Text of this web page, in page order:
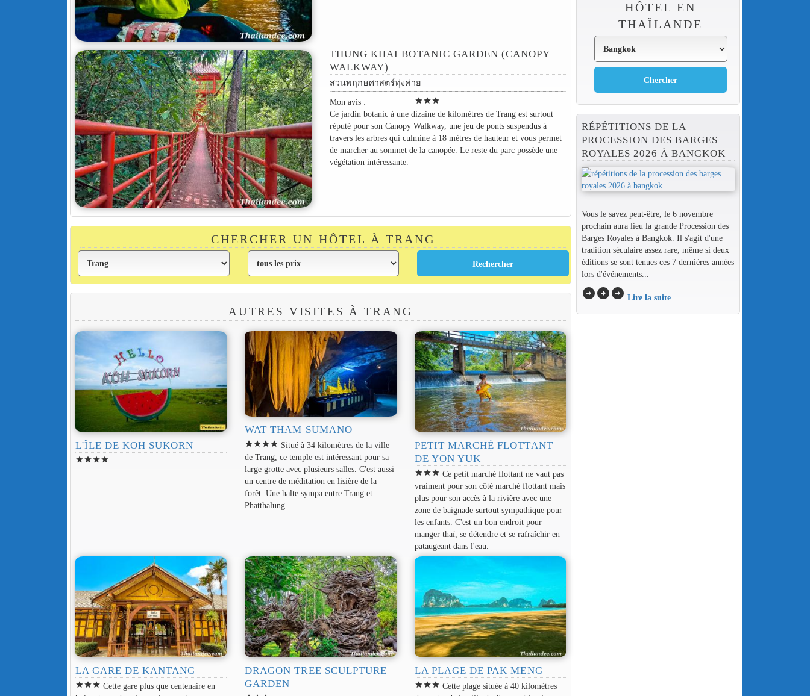
THUNG KHAI BOTANIC GARDEN (CANOPY
WALKWAY)
สวนพฤกษศาสตร์ทุ่งค่าย
Mon avis :
starstarstar
Ce jardin botanic à une dizaine de kilomètres de Trang est surtout
réputé pour son Canopy Walkway, une jeu de ponts suspendus à
travers les arbres qui culmine à 18 mètres de hauteur et vous permet
de marcher au sommet de la canopée. Le reste du parc possède une
végétation intéressante.
CHERCHER UN HÔTEL À TRANG
AUTRES VISITES À TRANG
L'ÎLE DE KOH SUKORN
starstarstarstar
WAT THAM SUMANO
starstarstarstar Situé à 34 kilomètres de la ville
de Trang, ce temple est intéressant pour sa
large grotte avec plusieurs salles. C'est aussi
un centre de méditation en lisière de la
forêt. Une halte sympa entre Trang et
Phatthalung.
PETIT MARCHÉ FLOTTANT
DE YON YUK
starstarstar Ce petit marché flottant ne vaut pas
vraiment pour son côté marché flottant mais
plus pour son accès à la rivière avec une
zone de baignade surtout sympathique pour
les enfants. C'est un bon endroit pour
manger thaï, se détendre et se rafraîchir en
pataugeant dans l'eau.
LA GARE DE KANTANG
starstarstar Cette gare plus que centenaire en
DRAGON TREE SCULPTURE
GARDEN
LA PLAGE DE PAK MENG
starstarstar Cette plage située à 40 kilomètres
HÔTEL EN
THAÏLANDE
RÉPÉTITIONS DE LA
PROCESSION DES BARGES
ROYALES 2026 À BANGKOK
Vous le savez peut-être, le 6 novembre
prochain aura lieu la grande Procession des
Barges Royales à Bangkok. Il s'agit d'une
tradition séculaire assez rare, même si deux
éditions se sont tenues ces 7 dernières années
lors d'événements...
arrow_circle_rightarrow_circle_rightarrow_circle_right Lire la suite